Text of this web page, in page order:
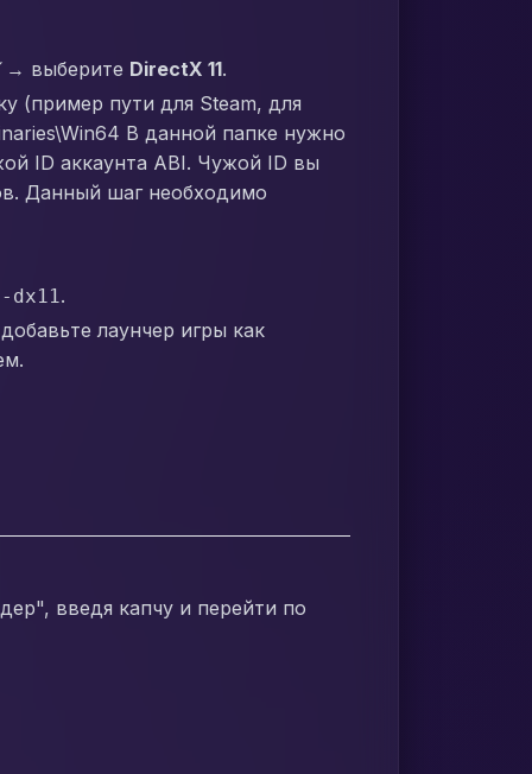
→ выберите DirectX 11.
(пример пути для Steam, для
В данной папке нужно
ID аккаунта ABI. Чужой ID вы
Данный шаг необходимо
-dx11.
лаунчер игры как
введя капчу и перейти по